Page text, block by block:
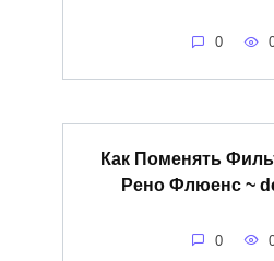
0
Как Поменять
Рено Флюенс ~
0